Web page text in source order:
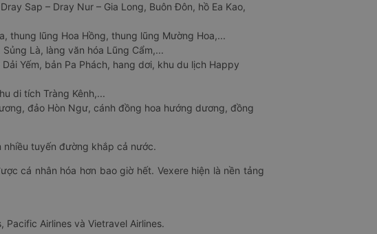
Sap – Dray Nur – Gia Long, Buôn Đôn, hồ Ea Kao,
thung lũng Hoa Hồng, thung lũng Mường Hoa,...
Là, làng văn hóa Lũng Cẩm,...
Yếm, bản Pa Phách, hang dơi, khu du lịch Happy
di tích Tràng Kênh,...
đảo Hòn Ngư, cánh đồng hoa hướng dương, đồng
tuyến đường khắp cả nước.
cá nhân hóa hơn bao giờ hết. Vexere hiện là nền tảng
Pacific Airlines và Vietravel Airlines.